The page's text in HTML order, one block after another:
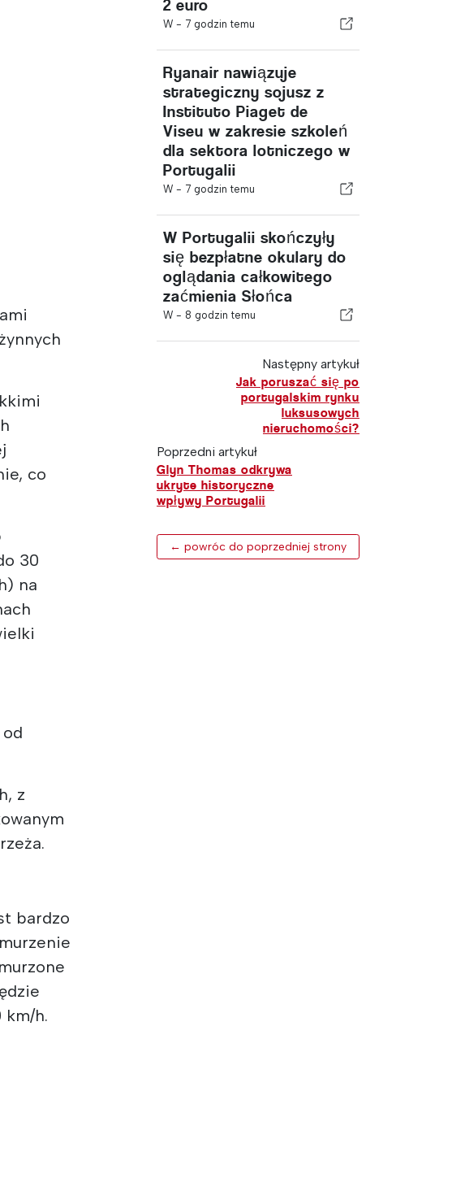
co
30
na
z
bardzo
km/h.
2 euro
W - 7 godzin temu
Ryanair nawiązuje
strategiczny sojusz z
Instituto Piaget de
Viseu w zakresie szkoleń
dla sektora lotniczego w
Portugalii
W - 7 godzin temu
W Portugalii skończyły
się bezpłatne okulary do
oglądania całkowitego
zaćmienia Słońca
W - 8 godzin temu
Następny artykuł
Jak poruszać się po
portugalskim rynku
luksusowych
nieruchomości?
Poprzedni artykuł
Glyn Thomas odkrywa
ukryte historyczne
wpływy Portugalii
← powróc do poprzedniej strony